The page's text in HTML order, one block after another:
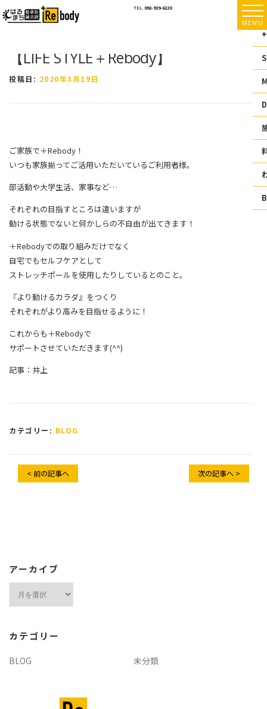
ン
TEL. 092-939-6220
MENU
【LIFE STYLE＋Rebody】
投稿日: 2020年3月19日
ご家族で＋Rebody！
いつも家族揃ってご活用いただいているご利用者様。
部活動や大学生活、家事など…
それぞれの目指すところは違いますが
動ける状態でないと何かしらの不自由が出てきます！
＋Rebodyでの取り組みだけでなく
自宅でもセルフケアとして
ストレッチポールを使用したりしているとのこと。
『より動けるカラダ』をつくり
それぞれがより高みを目指せるように！
これからも＋Rebodyで
サポートさせていただきます(^^)
記事：井上
カテゴリー: BLOG
< 前の記事へ 次の記事へ >
アーカイブ
ブ
カテゴリー
BLOG 未分類